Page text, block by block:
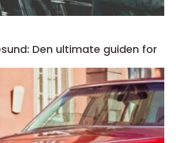
Den ultimate guiden for